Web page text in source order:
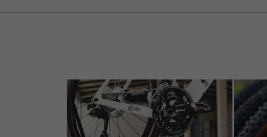
Do the job as supposed to....